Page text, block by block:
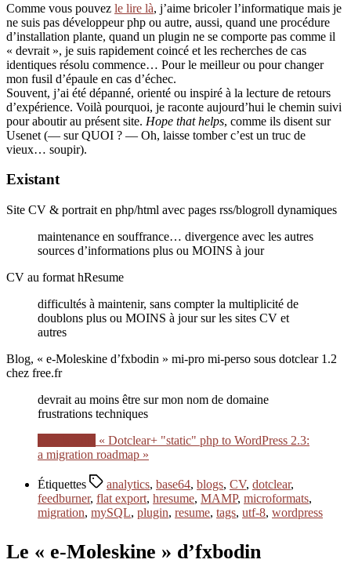
Comme vous pouvez le lire là, j’aime bricoler l’informatique mais je
ne suis pas développeur php ou autre, aussi, quand une procédure
d’installation plante, quand un plugin ne se comporte pas comme il
« devrait », je suis rapidement coincé et les recherches de cas
identiques résolu commence… Pour le meilleur ou pour changer
mon fusil d’épaule en cas d’échec.
Souvent, j’ai été dépanné, orienté ou inspiré à la lecture de retours
d’expérience. Voilà pourquoi, je raconte aujourd’hui le chemin suivi
pour aboutir au présent site. Hope that helps, comme ils disent sur
Usenet (— sur QUOI ? — Oh, laisse tomber c’est un truc de
vieux… soupir).
Existant
Site CV & portrait en php/html avec pages rss/blogroll dynamiques
maintenance en souffrance… divergence avec les autres
sources d’informations plus ou MOINS à jour
CV au format hResume
difficultés à maintenir, sans compter la multiplicité de
doublons plus ou MOINS à jour sur les sites CV et
autres
Blog, « e-Moleskine d’fxbodin » mi-pro mi-perso sous dotclear 1.2
chez free.fr
devrait au moins être sur mon nom de domaine
frustrations techniques
« Dotclear+ "static" php to WordPress 2.3:
a migration roadmap »
Étiquettes analytics, base64, blogs, CV, dotclear,
feedburner, flat export, hresume, MAMP, microformats,
migration, mySQL, plugin, resume, tags, utf-8, wordpress
Le « e-Moleskine » d’fxbodin